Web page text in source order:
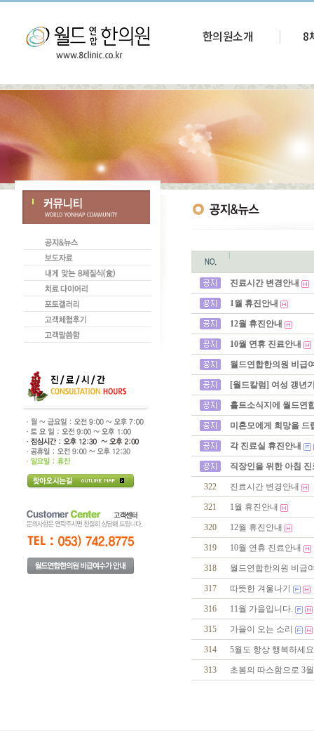
한의원소개 8
진료시간 변경안내
1월 휴진안내
12월 휴진안내
10월 연휴 진료안내
월드연합한의원 비급
[월드칼럼] 여성 갱년
홀트소식지에 월드연
미혼모에게 희망을 드
각 진료실 휴진안내
직장인을 위한 아침
322 진료시간 변경안내
321 1월 휴진안내
320 12월 휴진안내
319 10월 연휴 진료안내
318 월드연합한의원 비급
317 따뜻한 겨울나기
316 11월 가을입니다.
315 가을이 오는 소리
314 5월도 항상 행복하세요
313 초봄의 따스함으로 3